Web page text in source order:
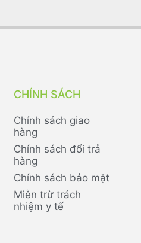
CHÍNH SÁCH
Chính sách giao
hàng
Chính sách đổi trả
hàng
Chính sách bảo mật
Miễn trừ trách
nhiệm y tế